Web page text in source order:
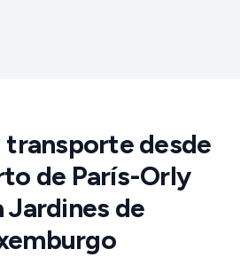
transporte desde
de París-Orly
Jardines de